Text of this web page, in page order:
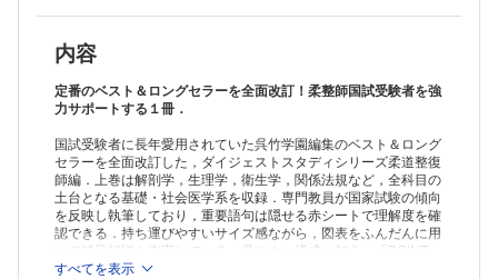
染/
⑥地球環境の管理/⑦最近の環境問題
6 生活環境・食品衛生活動
①水の衛生と水質汚濁/②住居/③食品（食中毒）/④ゴミ（廃棄物）処
7 母子保健
①ライフサイクル/②母子相互作用/③母子保健に関する用語/
④母子保健の指標/⑤母子保健行政
8 学校保健
①学校保健の意味/②学校保健対策（領域と構成）と組織・運営/
③学校保健関係職員/④学校保健管理/⑤学校環境衛生基準/
⑥学齢期の健康状況の統計
内容
定番のベスト＆ロングセラーを全面改訂！柔整師国試受験者を強
力サポートする１冊．
国試受験者に長年愛用されていた呉竹学園編集のベスト＆ロング
セラーを全面改訂した，ダイジェストスタディシリーズ柔道整復
師編．上巻は解剖学，生理学，衛生学，関係法規など，全科目の
土台となる基礎・社会医学系を収録．専門教員が国家試験の傾向
を反映し執筆しており，重要語句は隠せる赤シートで理解度を確
認できる．持ち運びやすいサイズ感ながら，図表をふんだんに用
いて補足解説も充実している．見やすい構成に加え，「POINT」
欄や「注目度」を示し，日頃の学習から直前期の総チェックまで
すべてを表示